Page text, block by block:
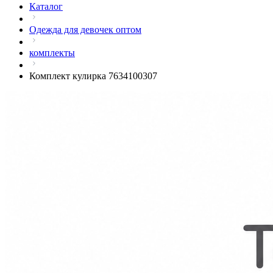
Каталог
Одежда для девочек оптом
комплекты
Комплект кулирка 7634100307